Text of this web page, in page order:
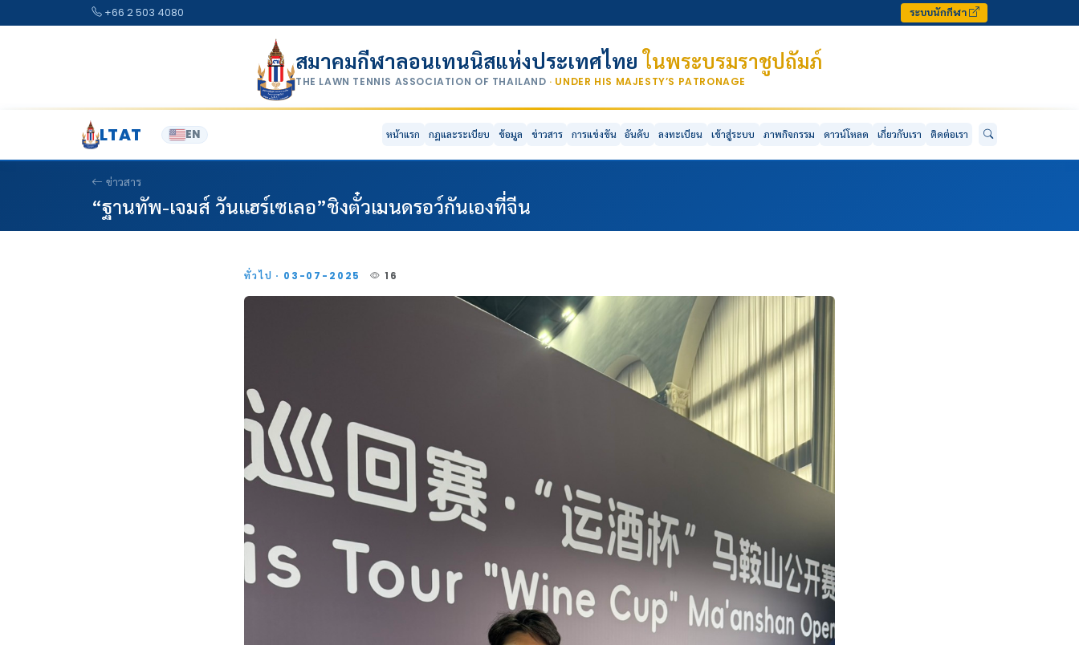
+66 2 503 4080 ระบบนักกีฬา
สมาคมกีฬาลอนเทนนิสแห่งประเทศไทยในพระบรมราชูปถัมภ์
THE LAWN TENNIS ASSOCIATION OF THAILAND · UNDER HIS MAJESTY’S PATRONAGE
LTAT EN หน้าแรก กฎและระเบียบ ข้อมูล ข่าวสาร การแข่งขัน อันดับ ลงทะเบียน เข้าสู่ระบบ ภาพกิจกรรม ดาวน์โหลด เกี่ยวกับเรา ติดต่อเรา
ข่าวสาร
“ฐานทัพ-เจมส์ วันแฮร์เซเลอ”ชิงตั๋วเมนดรอว์กันเองที่จีน
ทั่วไป · 03-07-2025 16